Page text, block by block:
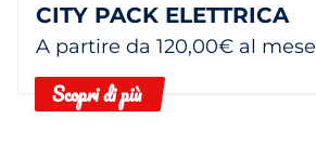
CITY PACK ELETTRICA
A partire da 120,00€ al mese
Scopri di più